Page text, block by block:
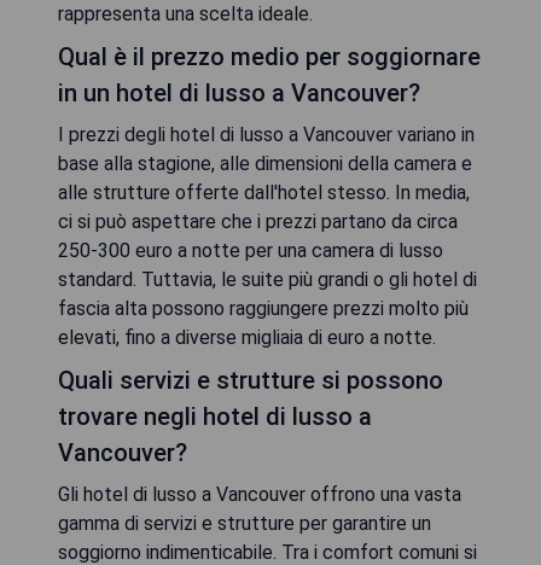
rappresenta una scelta ideale.
Qual è il prezzo medio per soggiornare
in un hotel di lusso a Vancouver?
I prezzi degli hotel di lusso a Vancouver variano in
base alla stagione, alle dimensioni della camera e
alle strutture offerte dall'hotel stesso. In media,
ci si può aspettare che i prezzi partano da circa
250-300 euro a notte per una camera di lusso
standard. Tuttavia, le suite più grandi o gli hotel di
fascia alta possono raggiungere prezzi molto più
elevati, fino a diverse migliaia di euro a notte.
Quali servizi e strutture si possono
trovare negli hotel di lusso a
Vancouver?
Gli hotel di lusso a Vancouver offrono una vasta
gamma di servizi e strutture per garantire un
soggiorno indimenticabile. Tra i comfort comuni si